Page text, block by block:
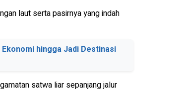
laut serta pasirnya yang indah
hingga Jadi Destinasi
satwa liar sepanjang jalur